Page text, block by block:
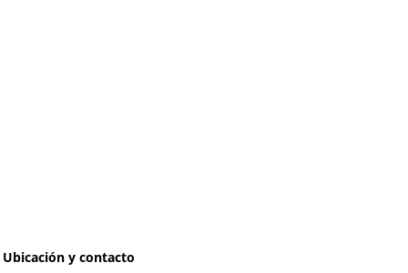
Ubicación y contacto